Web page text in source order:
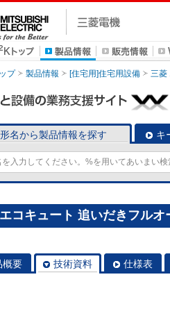
プ 製品情報 [住宅用]住宅用設備 三菱
形名から製品情報を探す キ
コキュート 追いだきフルオ
概要 技術資料 仕様表